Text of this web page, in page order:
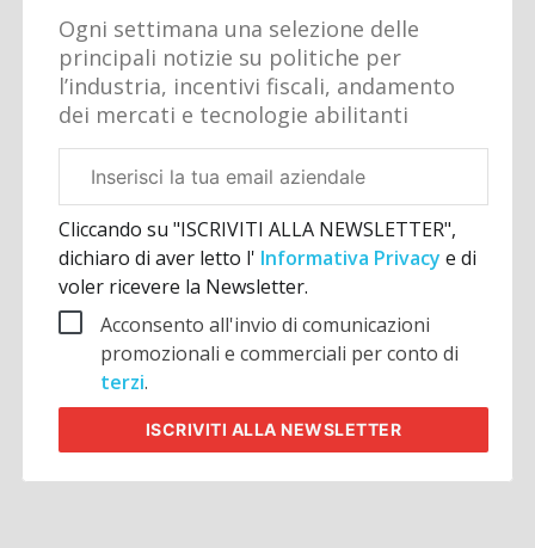
Ogni settimana una selezione delle
principali notizie su politiche per
l’industria, incentivi fiscali, andamento
dei mercati e tecnologie abilitanti
aziendale
Cliccando su "ISCRIVITI ALLA NEWSLETTER",
dichiaro di aver letto l' Informativa Privacye di
voler ricevere la Newsletter.
Acconsento all'invio di comunicazioni
promozionali e commerciali per conto di
terzi.
ISCRIVITI ALLA NEWSLETTER